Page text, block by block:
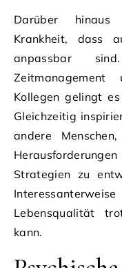
Darüber hinaus
Krankheit, dass
anpassbar
Kollegen gelingt
Gleichzeitig
andere
Strategien zu
Lebensqualität
kann.